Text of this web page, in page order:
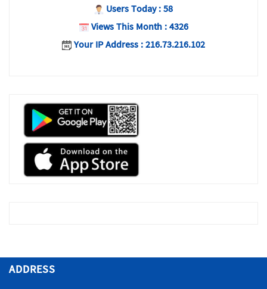
Users Today : 58
Views This Month : 4326
Your IP Address : 216.73.216.102
ADDRESS